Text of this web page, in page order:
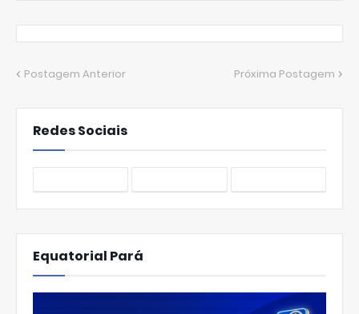
Postagem Anterior Próxima Postagem
Redes Sociais
Equatorial Pará